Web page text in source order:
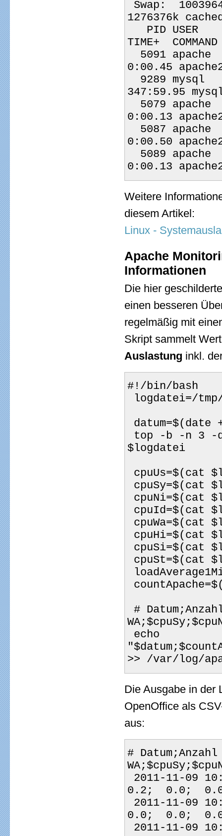
1276376k
TIME+
0:00.45
347:59.95
0:00.13
0:00.50
0:00.13
Weitere
diesem Artikel:
Linux -
Apache
Informationen
Die hier
einen besseren
regelmäßig mit
Skript sammelt
Auslastung inkl.
#!/bin/bash
logdatei=/
datum=$(date
$logdatei
cpuUs=$(cat
cpuSy=$(cat
cpuNi=$(cat
cpuId=$(cat
cpuHi=$(cat
cpuSi=$(cat
cpuSt=$(cat
>> /var/log/
Die Ausgabe in der
OpenOffice als
aus:
# Datum;Anzahl
0.2;  0.0;
0.0;  0.0;